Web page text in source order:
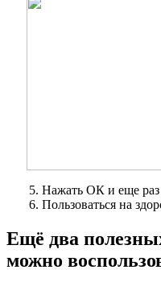
5. Нажать ОК и еще
6. Пользоваться на
Ещё два
можно